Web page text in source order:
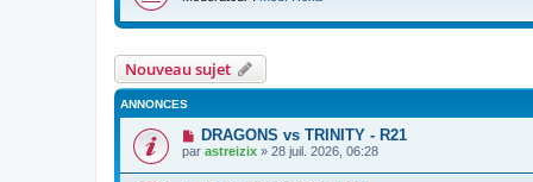
Nouveau sujet
ANNONCES
DRAGONS vs TRINITY - R21
par astreizix » 28 juil. 2026, 06:28